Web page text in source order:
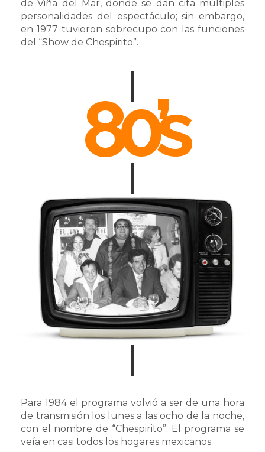
de Viña del Mar, donde se dan cita múltiples
personalidades del espectáculo; sin embargo,
en 1977 tuvieron sobrecupo con las funciones
del “Show de Chespirito”.
80’s
Para 1984 el programa volvió a ser de una hora
de transmisión los lunes a las ocho de la noche,
con el nombre de “Chespirito”; El programa se
veía en casi todos los hogares mexicanos.